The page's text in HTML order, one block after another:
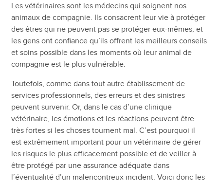
Les vétérinaires sont les médecins qui soignent nos
animaux de compagnie. Ils consacrent leur vie à protéger
des êtres qui ne peuvent pas se protéger eux-mêmes, et
les gens ont confiance qu’ils offrent les meilleurs conseils
et soins possible dans les moments où leur animal de
compagnie est le plus vulnérable.
Toutefois, comme dans tout autre établissement de
services professionnels, des erreurs et des sinistres
peuvent survenir. Or, dans le cas d’une clinique
vétérinaire, les émotions et les réactions peuvent être
très fortes si les choses tournent mal. C’est pourquoi il
est extrêmement important pour un vétérinaire de gérer
les risques le plus efficacement possible et de veiller à
être protégé par une assurance adéquate dans
l’éventualité d’un malencontreux incident. Voici donc les